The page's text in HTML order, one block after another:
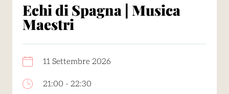
Echi di Spagna | Musica
Maestri
11 Settembre 2026
21:00 - 22:30